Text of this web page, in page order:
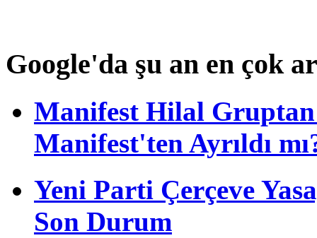
Google'da şu an en çok
Manifest Hilal Gruptan
Manifest'ten Ayrıldı
Yeni Parti Çerçeve
Son Durum